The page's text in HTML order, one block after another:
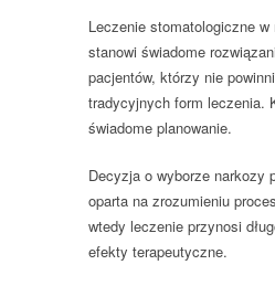
Leczenie stomatologiczne w
stanowi świadome
pacjentów, którzy nie
tradycyjnych form leczenia.
świadome planowanie.
Decyzja o wyborze narkozy
oparta na zrozumieniu
wtedy leczenie przynosi
efekty terapeutyczne.